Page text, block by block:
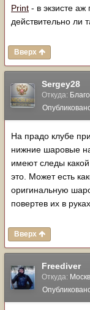
Print - в экзисте
действительно ли
Вверх
Sergey28
Откуда:
На прадо клубе
нижние шаровые
имеют следы какой
это. Может есть
оригинальную
повертев их в
Вверх
Freediver
Откуда: